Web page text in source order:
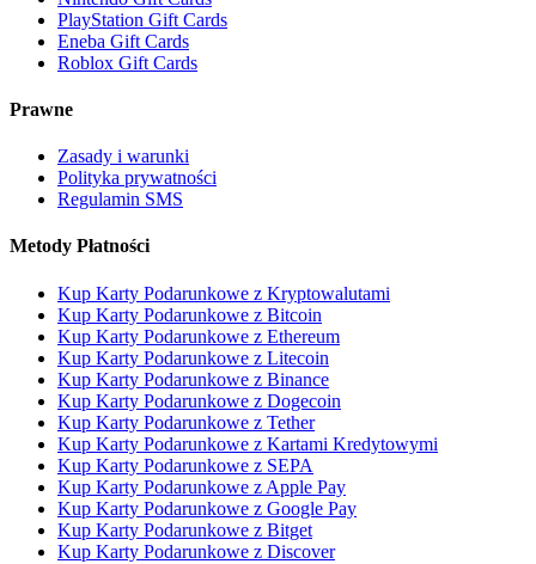
PlayStation Gift Cards
Eneba Gift Cards
Roblox Gift Cards
Prawne
Zasady i warunki
Polityka prywatności
Regulamin SMS
Metody Płatności
Kup Karty Podarunkowe z Kryptowalutami
Kup Karty Podarunkowe z Bitcoin
Kup Karty Podarunkowe z Ethereum
Kup Karty Podarunkowe z Litecoin
Kup Karty Podarunkowe z Binance
Kup Karty Podarunkowe z Dogecoin
Kup Karty Podarunkowe z Tether
Kup Karty Podarunkowe z Kartami Kredytowymi
Kup Karty Podarunkowe z SEPA
Kup Karty Podarunkowe z Apple Pay
Kup Karty Podarunkowe z Google Pay
Kup Karty Podarunkowe z Bitget
Kup Karty Podarunkowe z Discover